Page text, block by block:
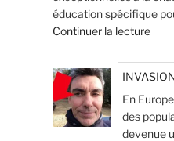
son)
éducation spécifique
Continuer la lecturede
au
sang
du
En
des
devenue